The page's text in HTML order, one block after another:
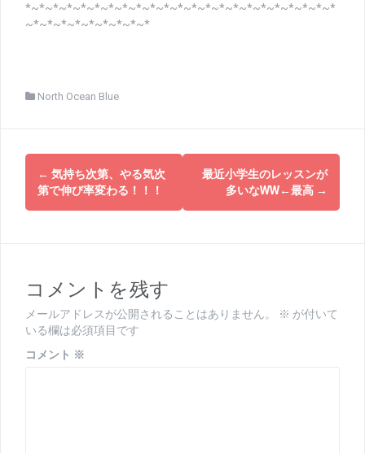
*~*~*~*~*~*~*~*~*~*~*~*~*~*~*~*~*~*~*~*~*~*~*
~*~*~*~*~*~*~*~*~*
North Ocean Blue
投
稿
ゲ
ー
シ
ョ
← 気持ち次第、やる気次
第で伸び率変わる！！！
最近小学生のレッスンが
多いなWW←最高 →
コメントを残す
メールアドレスが公開されることはありません。 ※ が付いて
いる欄は必須項目です
コメント ※